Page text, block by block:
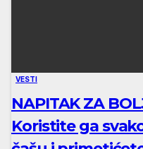
VESTI
NAPITAK ZA
Koristite ga